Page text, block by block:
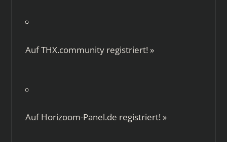
AufTHX.communityregistriert! »
AufHorizoom-Panel.de registriert! »